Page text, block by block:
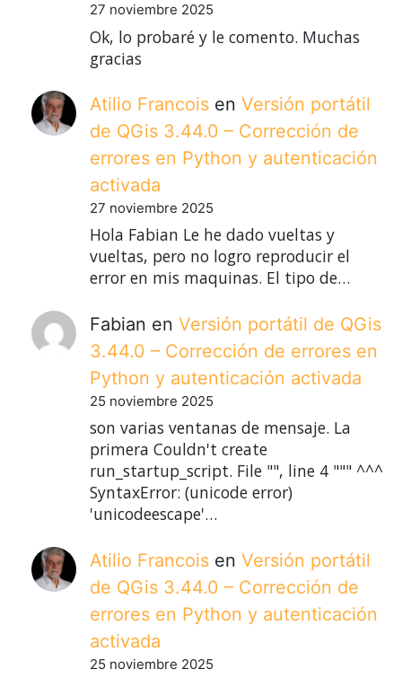
27 noviembre 2025
Ok, lo probaré y le comento. Muchas
gracias
Atilio Francois en Versión portátil
de QGis 3.44.0 – Corrección de
errores en Python y autenticación
activada
27 noviembre 2025
Hola Fabian Le he dado vueltas y
vueltas, pero no logro reproducir el
error en mis maquinas. El tipo de…
Fabian en Versión portátil de QGis
3.44.0 – Corrección de errores en
Python y autenticación activada
25 noviembre 2025
son varias ventanas de mensaje. La
primera Couldn't create
run_startup_script. File "", line 4 """ ^^^
SyntaxError: (unicode error)
'unicodeescape'…
Atilio Francois en Versión portátil
de QGis 3.44.0 – Corrección de
errores en Python y autenticación
activada
25 noviembre 2025